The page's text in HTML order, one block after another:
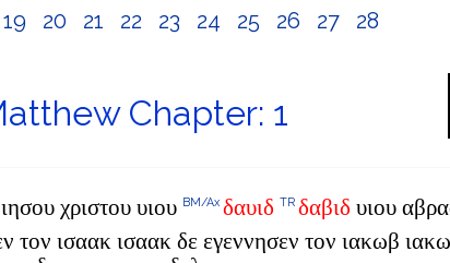
19 20 21 22 23 24 25 26 27 28
Chapter: 1
χριστου υιου BM/Ax δαυιδ TR δαβιδ υιου
τον ισαακ ισαακ δε εγεννησεν τον ιακωβ